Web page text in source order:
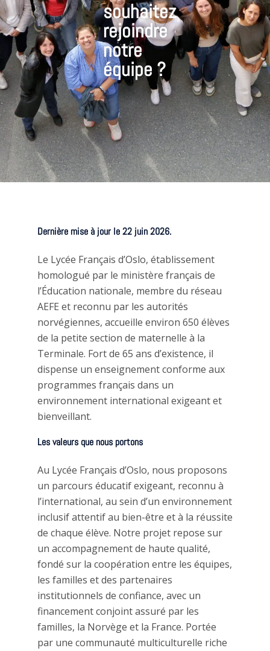
souhaitez
rejoindre
notre
équipe ?
Dernière mise à jour le 22 juin 2026.
Le Lycée Français d’Oslo, établissement
homologué par le ministère français de
l’Éducation nationale, membre du réseau
AEFE et reconnu par les autorités
norvégiennes, accueille environ 650 élèves
de la petite section de maternelle à la
Terminale. Fort de 65 ans d’existence, il
dispense un enseignement conforme aux
programmes français dans un
environnement international exigeant et
bienveillant.
Les valeurs que nous portons
Au Lycée Français d’Oslo, nous proposons
un parcours éducatif exigeant, reconnu à
l’international, au sein d’un environnement
inclusif attentif au bien-être et à la réussite
de chaque élève. Notre projet repose sur
un accompagnement de haute qualité,
fondé sur la coopération entre les équipes,
les familles et des partenaires
institutionnels de confiance, avec un
financement conjoint assuré par les
familles, la Norvège et la France. Portée
par une communauté multiculturelle riche